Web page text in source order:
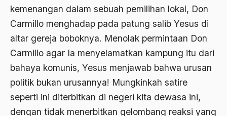
kemenangan dalam sebuah pemilihan lokal, Don
Carmillo menghadap pada patung salib Yesus di
altar gereja boboknya. Menolak permintaan Don
Carmillo agar Ia menyelamatkan kampung itu dari
bahaya komunis, Yesus menjawab bahwa urusan
politik bukan urusannya! Mungkinkah satire
seperti ini diterbitkan di negeri kita dewasa ini,
dengan tidak menerbitkan gelombang reaksi yang
Ahmad Hasan Rurbi
Ahmad Khomeini
Ahmad Syafi’i Ma’arif
Ahmad Tirtisudiro
ahmad wahib